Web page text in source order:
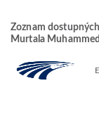
Zoznam
Murtala